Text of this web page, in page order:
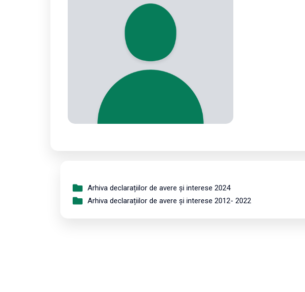
Arhiva declarațiilor de avere și interese 2024
Arhiva declarațiilor de avere și interese 2012- 2022